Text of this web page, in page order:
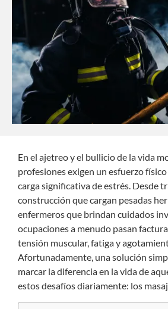
En el ajetreo y el bullicio de la vida
profesiones exigen un esfuerzo
carga significativa de estrés. Desde
construcción que cargan pesadas
enfermeros que brindan cuidados
ocupaciones a menudo pasan
tensión muscular, fatiga y
Afortunadamente, una solución
marcar la diferencia en la vida de
estos desafíos diariamente: los